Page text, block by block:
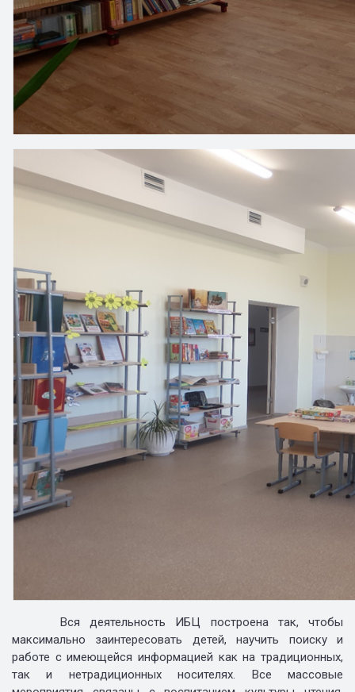
Вся деятельность ИБЦ построена так, чтобы
максимально заинтересовать детей, научить поиску и
работе с имеющейся информацией как на традиционных,
так и нетрадиционных носителях. Все массовые